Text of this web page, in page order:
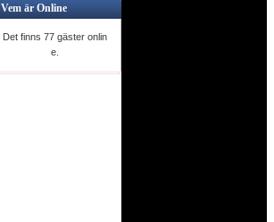
Vem är Online
Det finns 77 gäster onlin
e.